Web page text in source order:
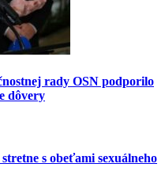
rady OSN podporilo
dôvery
s obeťami sexuálneho